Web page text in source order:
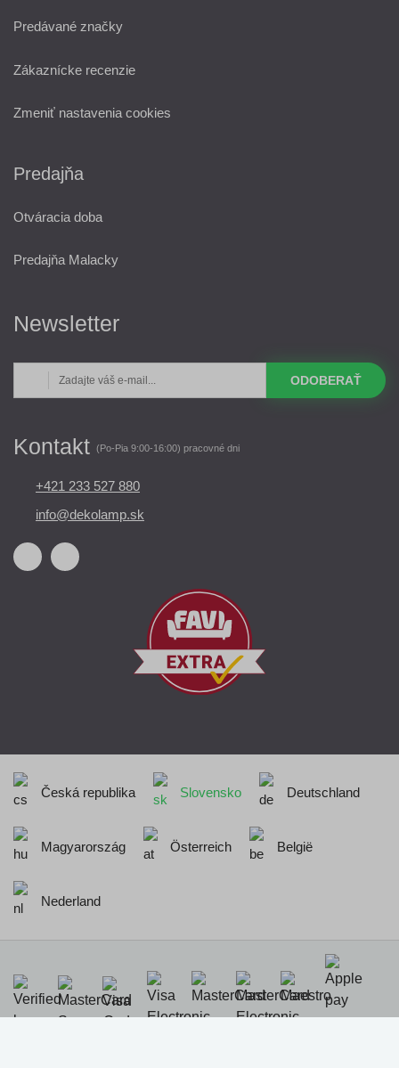
Predávané značky
Zákaznícke recenzie
Zmeniť nastavenia cookies
Predajňa
Otváracia doba
Predajňa Malacky
Newsletter
ODOBERAŤ
Kontakt (Po-Pia 9:00-16:00) pracovné dni
+421 233 527 880
info@dekolamp.sk
Česká republika Slovensko Deutschland
Magyarország Österreich België
Nederland